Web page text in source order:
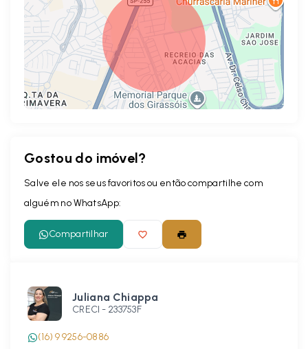
Gostou do imóvel?
Salve ele nos seus favoritos ou então compartilhe com
alguém no WhatsApp:
Compartilhar
Juliana Chiappa
CRECI - 233753F
(16) 9 9256-0886